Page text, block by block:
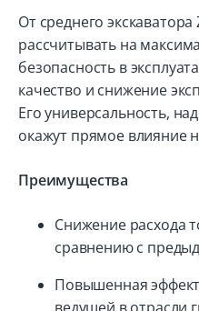
От среднего
рассчитывать на
безопасность в
качество и снижение
Его универсальность,
окажут прямое влияние
Преимущества
Снижение расхода
сравнению с
Повышенная